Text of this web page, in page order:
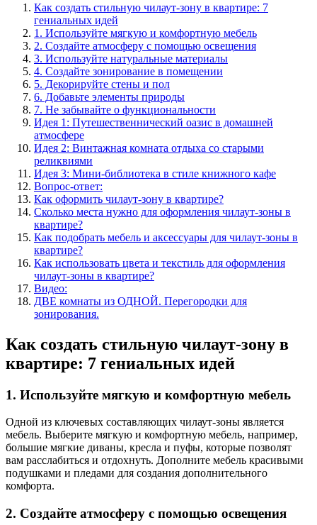
Как создать стильную чилаут-зону в квартире: 7
гениальных идей
1. Используйте мягкую и комфортную мебель
2. Создайте атмосферу с помощью освещения
3. Используйте натуральные материалы
4. Создайте зонирование в помещении
5. Декорируйте стены и пол
6. Добавьте элементы природы
7. Не забывайте о функциональности
Идея 1: Путешественнический оазис в домашней
атмосфере
Идея 2: Винтажная комната отдыха со старыми
реликвиями
Идея 3: Мини-библиотека в стиле книжного кафе
Вопрос-ответ:
Как оформить чилаут-зону в квартире?
Сколько места нужно для оформления чилаут-зоны в
квартире?
Как подобрать мебель и аксессуары для чилаут-зоны в
квартире?
Как использовать цвета и текстиль для оформления
чилаут-зоны в квартире?
Видео:
ДВЕ комнаты из ОДНОЙ. Перегородки для
зонирования.
Как создать стильную чилаут-зону в
квартире: 7 гениальных идей
1. Используйте мягкую и комфортную мебель
Одной из ключевых составляющих чилаут-зоны является
мебель. Выберите мягкую и комфортную мебель, например,
большие мягкие диваны, кресла и пуфы, которые позволят
вам расслабиться и отдохнуть. Дополните мебель красивыми
подушками и пледами для создания дополнительного
комфорта.
2. Создайте атмосферу с помощью освещения